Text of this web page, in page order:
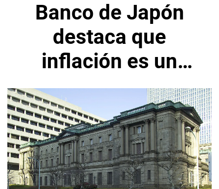
Banco de Japón
destaca que
inflación es un
riesgo para la
economía del país